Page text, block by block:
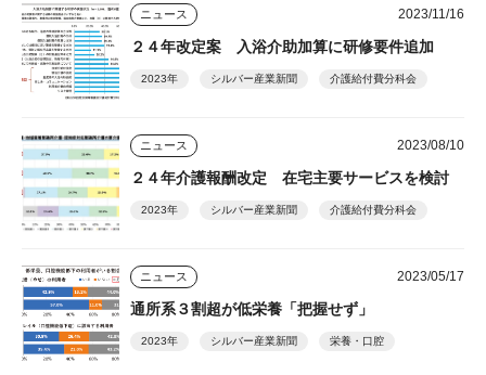
ニュース 2023/11/16
２４年改定案 入浴介助加算に研修要件追加
2023年 シルバー産業新聞 介護給付費分科会
ニュース 2023/08/10
２４年介護報酬改定 在宅主要サービスを検討
2023年 シルバー産業新聞 介護給付費分科会
ニュース 2023/05/17
通所系３割超が低栄養「把握せず」
2023年 シルバー産業新聞 栄養・口腔